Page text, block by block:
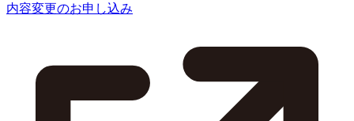
内容変更のお申し込み